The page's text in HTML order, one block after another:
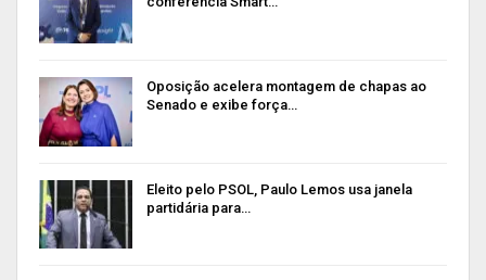
Oposição acelera montagem de chapas ao
Senado e exibe força…
Eleito pelo PSOL, Paulo Lemos usa janela
partidária para…